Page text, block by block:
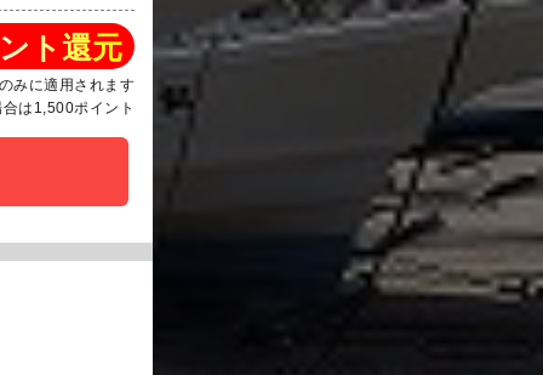
ト還元
みに適用されます
は1,500ポイント